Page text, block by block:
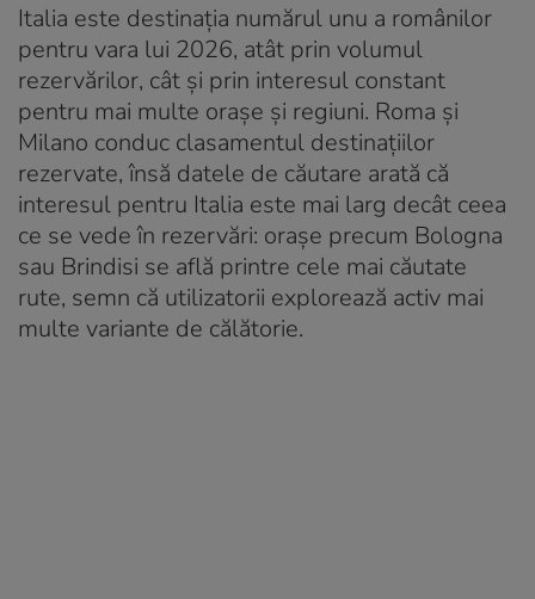
Italia este destinația numărul unu a românilor
pentru vara lui 2026, atât prin volumul
rezervărilor, cât și prin interesul constant
pentru mai multe orașe și regiuni. Roma și
Milano conduc clasamentul destinațiilor
rezervate, însă datele de căutare arată că
interesul pentru Italia este mai larg decât ceea
ce se vede în rezervări: orașe precum Bologna
sau Brindisi se află printre cele mai căutate
rute, semn că utilizatorii explorează activ mai
multe variante de călătorie.